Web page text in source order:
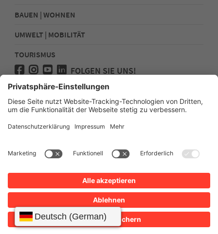
BAUEN | WOHNEN
UMWELT | MOBILITÄT
TOURISMUS
FOLGEN SIE UNS!
Presse
Kontakt
Impressum
Sitemap